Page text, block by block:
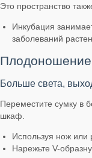
Это пространство
Инкубация
заболеваний
Больше света,
Переместите сумку в
шкаф.
Используя нож или
Нарежьте V-